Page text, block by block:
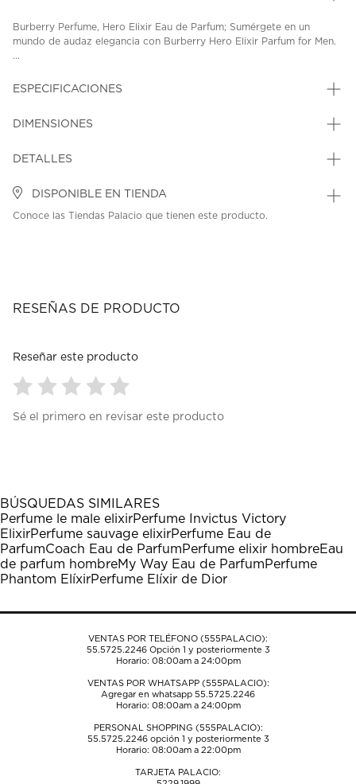
Burberry Perfume, Hero Elixir Eau de Parfum; Sumérgete en un
mundo de audaz elegancia con Burberry Hero Elixir Parfum for Men.
...
ESPECIFICACIONES
DIMENSIONES
DETALLES
DISPONIBLE EN TIENDA
Conoce las Tiendas Palacio que tienen este producto.
RESEÑAS DE PRODUCTO
Reseñar este producto
para
1
estrella
Esta
acción
abrirá
el
formulario
envío.
para
estrellas.
Esta
acción
abrirá
el
formulario
envío.
para
estrellas.
Esta
acción
abrirá
el
formulario
envío.
para
estrellas.
Esta
acción
abrirá
el
formulario
envío.
para
estrellas.
Esta
acción
abrirá
el
formulario
envío.
Sé el primero en revisar este producto
BÚSQUEDAS SIMILARES
Perfume le male elixirPerfume Invictus Victory
ElixirPerfume sauvage elixirPerfume Eau de
ParfumCoach Eau de ParfumPerfume elixir hombreEau
de parfum hombreMy Way Eau de ParfumPerfume
Phantom ElíxirPerfume Elíxir de Dior
VENTAS POR TELÉFONO (555PALACIO):
55.5725.2246Opción 1 y posteriormente 3
Horario: 08:00am a 24:00pm
VENTAS POR WHATSAPP (555PALACIO):
Agregar en whatsapp 55.5725.2246
Horario: 08:00am a 24:00pm
PERSONAL SHOPPING (555PALACIO):
55.5725.2246opción 1 y posteriormente 3
Horario: 08:00am a 22:00pm
TARJETA PALACIO: